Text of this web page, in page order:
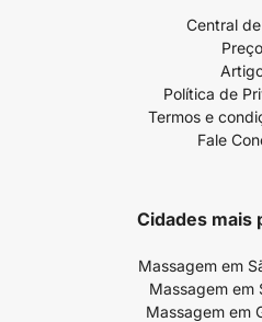
Central
Política de
Termos e
Fale
Cidades mais
Massagem em
Massagem em
Massagem em